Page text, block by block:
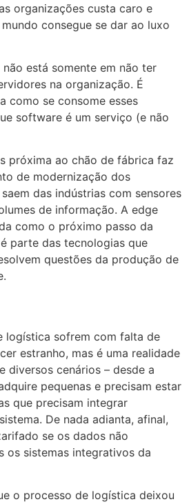
organizações custa caro e
consegue se dar ao luxo
está somente em não ter
na organização. É
como se consome esses
software é um serviço (e não
próxima ao chão de fábrica faz
de modernização dos
das indústrias com sensores
de informação. A edge
como o próximo passo da
parte das tecnologias que
questões da produção de
logística sofrem com falta de
estranho, mas é uma realidade
diversos cenários – desde a
pequenas e precisam estar
que precisam integrar
De nada adianta, afinal,
se os dados não
os sistemas integrativos da
o processo de logística deixou